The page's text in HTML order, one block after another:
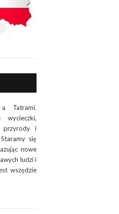
Tatrami.
wycieczki,
przyrody i
się
nowe
ludzi i
wszędzie